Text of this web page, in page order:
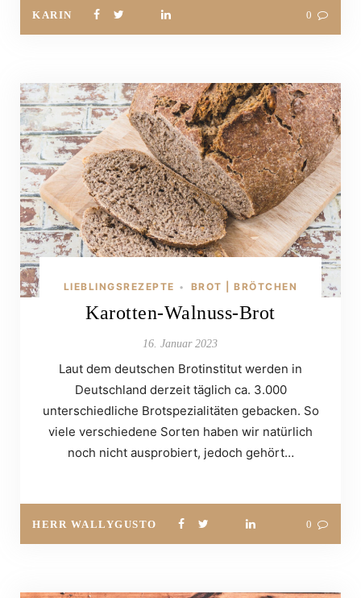
KARIN 0
LIEBLINGSREZEPTE • BROT | BRÖTCHEN
Karotten-Walnuss-Brot
16. Januar 2023
Laut dem deutschen Brotinstitut werden in
Deutschland derzeit täglich ca. 3.000
unterschiedliche Brotspezialitäten gebacken. So
viele verschiedene Sorten haben wir natürlich
noch nicht ausprobiert, jedoch gehört…
HERR WALLYGUSTO 0